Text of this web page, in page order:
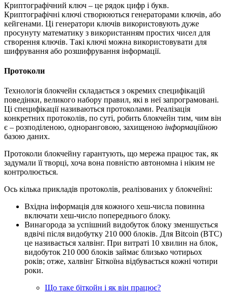
Криптографічний ключ – це рядок цифр і букв.
Криптографічні ключі створюються генераторами ключів, або
кейгенами. Ці генератори ключів використовують дуже
просунуту математику з використанням простих чисел для
створення ключів. Такі ключі можна використовувати для
шифрування або розшифрування інформації.
Протоколи
Технологія блокчейн складається з окремих специфікацій
поведінки, великого набору правил, які в неї запрограмовані.
Ці специфікації називаються протоколами. Реалізація
конкретних протоколів, по суті, робить блокчейн тим, чим він
є – розподіленою, одноранговою, захищеною інформаційною
базою даних.
Протоколи блокчейну гарантують, що мережа працює так, як
задумали її творці, хоча вона повністю автономна і ніким не
контролюється.
Ось кілька прикладів протоколів, реалізованих у блокчейні:
Вхідна інформація для кожного хеш-числа повинна
включати хеш-число попереднього блоку.
Винагорода за успішний видобуток блоку зменшується
вдвічі після видобутку 210 000 блоків. Для Bitcoin (BTC)
це називається халвінг. При витраті 10 хвилин на блок,
видобуток 210 000 блоків займає близько чотирьох
років; отже, халвінг Біткоїна відбувається кожні чотири
роки.
Що таке біткойн і як він працює?